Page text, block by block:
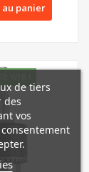
panier
de tiers
des
vos